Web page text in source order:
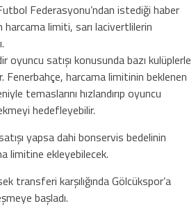
Federasyonu’ndan istediği haber
harcama limiti, sarı lacivertlilerin
oyuncu satışı konusunda bazı kulüplerle
Fenerbahçe, harcama limitinin beklenen
temaslarını hızlandırıp oyuncu
hedefleyebilir.
yapsa dahi bonservis bedelinin
limitine ekleyebilecek.
transferi karşılığında Gölcükspor’a
başladı.